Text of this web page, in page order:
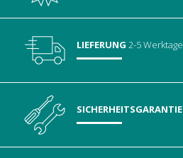
LIEFERUNG 2-5 Werktage
SICHERHEITSGARANTIE